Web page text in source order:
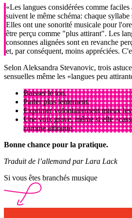
«Les langues considérées comme
suivent le même schéma: chaque
Elles ont une sonorité musicale pour
être perçu comme "plus attirant". Les
consonnes alignées sont en revanche
et, par conséquent, moins appréciées.
Selon Aleksandra Stevanovic, trois
sensuelles même les «langues peu
Baisser le ton.
Parler plus lentement.
Exprimer volontairement mieux
Une voix grave, même si elle
comme attirante.
Bonne chance pour la pratique.
Traduit de l’allemand par Lara Lack
Si vous êtes branchés musique